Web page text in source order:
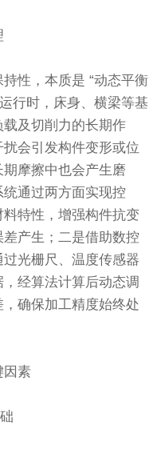
性，本质是 “动态平衡
行时，床身、横梁等基
及切削力的长期作
会引发构件变形或位
摩擦中也会产生磨
通过两方面实现控
特性，增强构件抗变
产生；二是借助数控
光栅尺、温度传感器
经算法计算后动态调
确保加工精度始终处
素